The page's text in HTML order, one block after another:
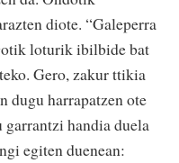
diote. “Galeperra
loturik ibilbide bat
Gero, zakur ttikia
dugu harrapatzen ote
garrantzi handia duela
egiten duenean: